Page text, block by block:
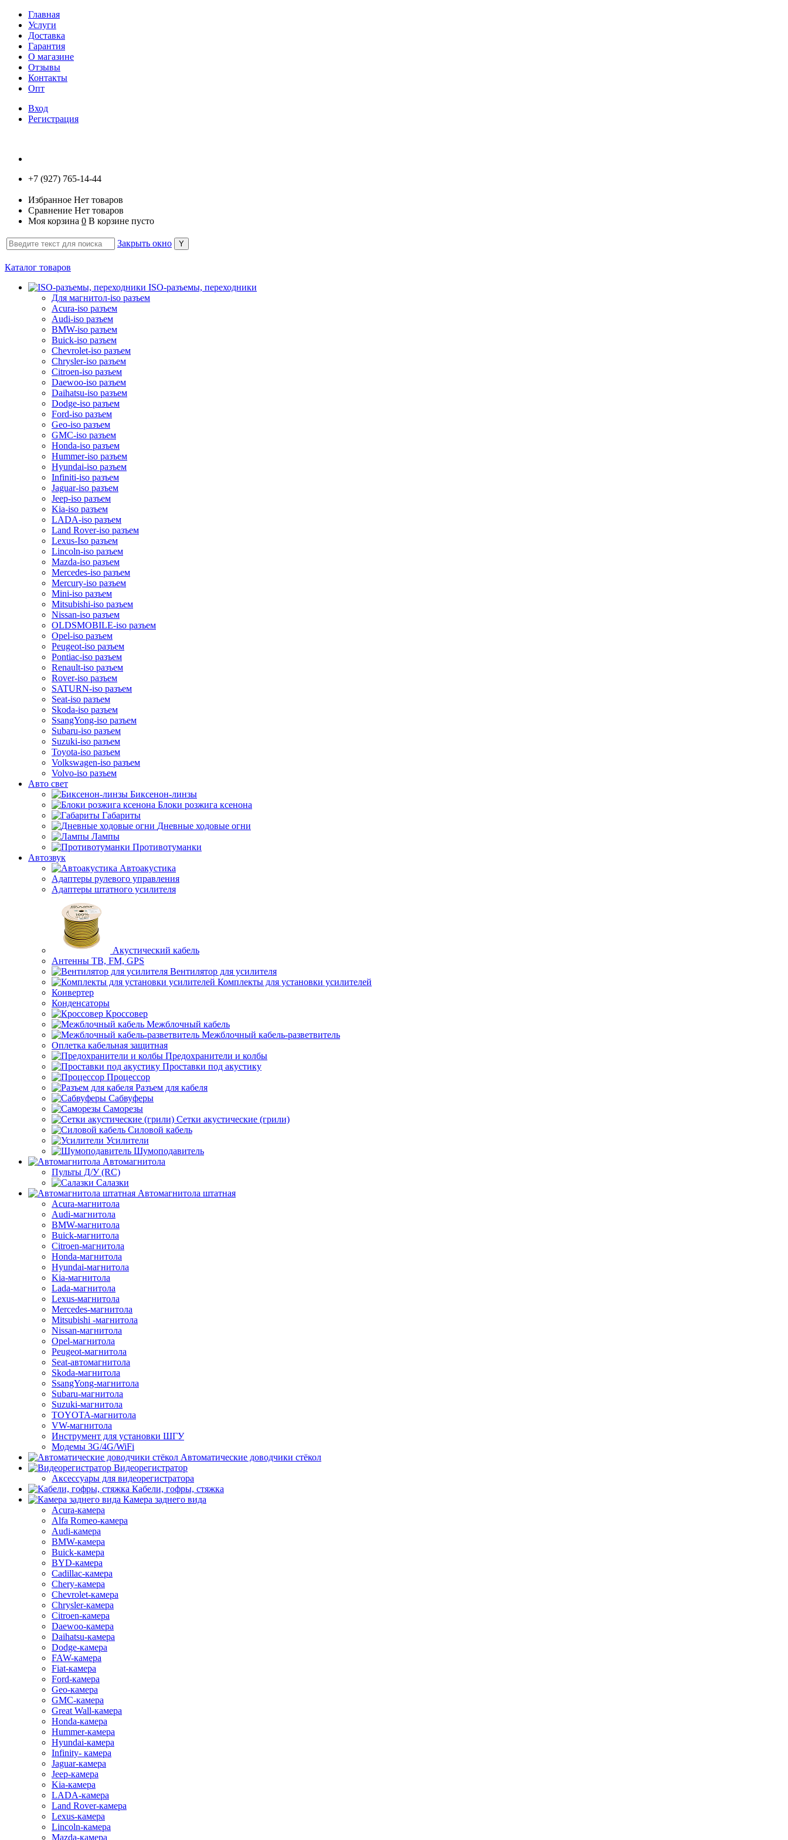
Главная
Услуги
Доставка
Гарантия
О магазине
Отзывы
Контакты
Опт
Вход
Регистрация
+7 (927) 765-14-44
Избранное Нет товаров
Сравнение Нет товаров
Моя корзина 0 В корзине пусто
Закрыть окно
Каталог товаров
ISO-разъемы, переходники
Для магнитол-iso разъем
Acura-iso разъем
Audi-iso разъем
BMW-iso разъем
Buick-iso разъем
Chevrolet-iso разъем
Chrysler-iso разъем
Citroen-iso разъем
Daewoo-iso разъем
Daihatsu-iso разъем
Dodge-iso разъем
Ford-iso разъем
Geo-iso разъем
GMC-iso разъем
Honda-iso разъем
Hummer-iso разъем
Hyundai-iso разъем
Infiniti-iso разъем
Jaguar-iso разъем
Jeep-iso разъем
Kia-iso разъем
LADA-iso разъем
Land Rover-iso разъем
Lexus-Iso разъем
Lincoln-iso разъем
Mazda-iso разъем
Mercedes-iso разъем
Mercury-iso разъем
Mini-iso разъем
Mitsubishi-iso разъем
Nissan-iso разъем
OLDSMOBILE-iso разъем
Opel-iso разъем
Peugeot-iso разъем
Pontiac-iso разъем
Renault-iso разъем
Rover-iso разъем
SATURN-iso разъем
Seat-iso разъем
Skoda-iso разъем
SsangYong-iso разъем
Subaru-iso разъем
Suzuki-iso разъем
Toyota-iso разъем
Volkswagen-iso разъем
Volvo-iso разъем
Авто свет
Биксенон-линзы
Блоки розжига ксенона
Габариты
Дневные ходовые огни
Лампы
Противотуманки
Автозвук
Автоакустика
Адаптеры рулевого управления
Адаптеры штатного усилителя
Акустический кабель
Антенны ТВ, FM, GPS
Вентилятор для усилителя
Комплекты для установки усилителей
Конвертер
Конденсаторы
Кроссовер
Межблочный кабель
Межблочный кабель-разветвитель
Оплетка кабельная защитная
Предохранители и колбы
Проставки под акустику
Процессор
Разъем для кабеля
Сабвуферы
Саморезы
Сетки акустические (грили)
Силовой кабель
Усилители
Шумоподавитель
Автомагнитола
Пульты Д/У (RC)
Салазки
Автомагнитола штатная
Acura-магнитола
Audi-магнитола
BMW-магнитола
Buick-магнитола
Citroen-магнитола
Honda-магнитола
Hyundai-магнитола
Kia-магнитола
Lada-магнитола
Lexus-магнитола
Mercedes-магнитола
Mitsubishi -магнитола
Nissan-магнитола
Opel-магнитола
Peugeot-магнитола
Seat-автомагнитола
Skoda-магнитола
SsangYong-магнитола
Subaru-магнитола
Suzuki-магнитола
TOYOTA-магнитола
VW-магнитола
Инструмент для установки ШГУ
Модемы 3G/4G/WiFi
Автоматические доводчики стёкол
Видеорегистратор
Аксессуары для видеорегистратора
Кабели, гофры, стяжка
Камера заднего вида
Acura-камера
Alfa Romeo-камера
Audi-камера
BMW-камера
Buick-камера
BYD-камера
Cadillac-камера
Chery-камера
Chevrolet-камера
Chrysler-камера
Citroen-камера
Daewoo-камера
Daihatsu-камера
Dodge-камера
FAW-камера
Fiat-камера
Ford-камера
Geo-камера
GMC-камера
Great Wall-камера
Honda-камера
Hummer-камера
Hyundai-камера
Infinity- камера
Jaguar-камера
Jeep-камера
Kia-камера
LADA-камера
Land Rover-камера
Lexus-камера
Lincoln-камера
Mazda-камера